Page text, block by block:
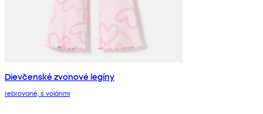
Dievčenské zvonové legíny
rebrované, s volánmi